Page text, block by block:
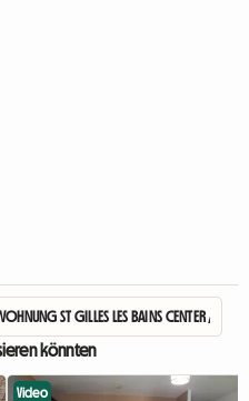
ST GILLES LES BAINS CENTER / LA
könnten
Video